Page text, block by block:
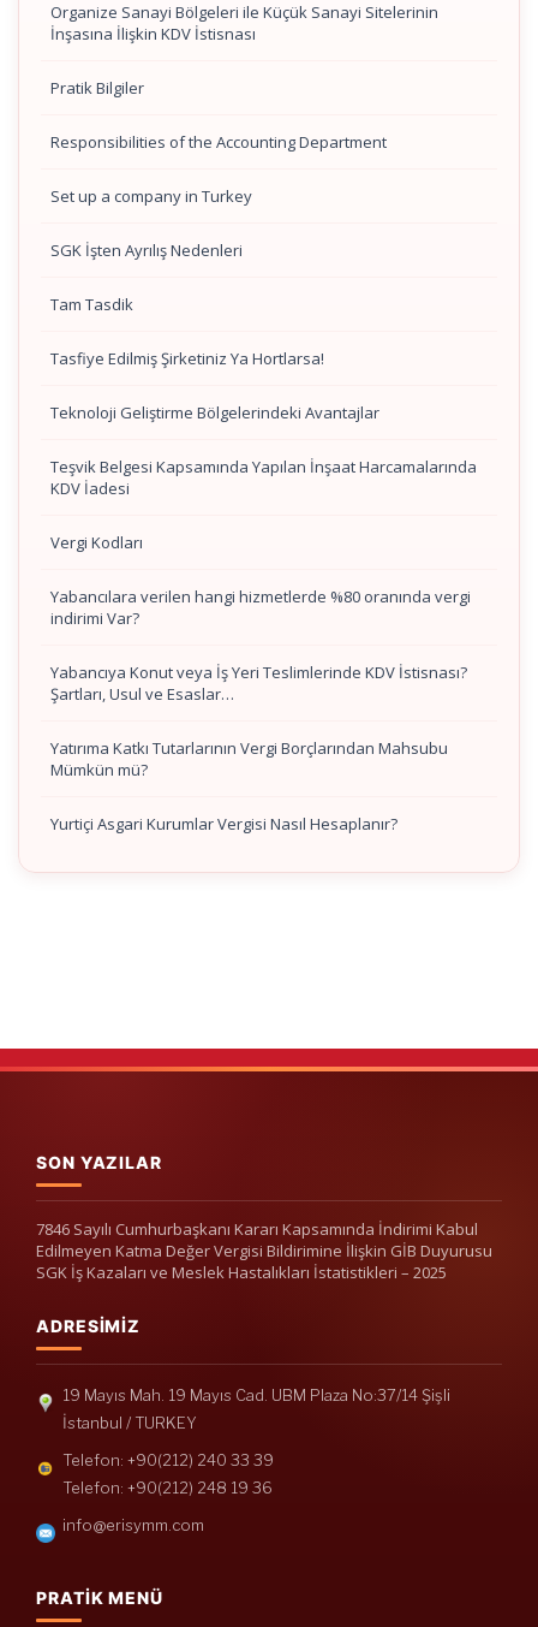
Organize Sanayi Bölgeleri ile Küçük Sanayi Sitelerinin
İnşasına İlişkin KDV İstisnası
Pratik Bilgiler
Responsibilities of the Accounting Department
Set up a company in Turkey
SGK İşten Ayrılış Nedenleri
Tam Tasdik
Tasfiye Edilmiş Şirketiniz Ya Hortlarsa!
Teknoloji Geliştirme Bölgelerindeki Avantajlar
Teşvik Belgesi Kapsamında Yapılan İnşaat Harcamalarında
KDV İadesi
Vergi Kodları
Yabancılara verilen hangi hizmetlerde %80 oranında vergi
indirimi Var?
Yabancıya Konut veya İş Yeri Teslimlerinde KDV İstisnası?
Şartları, Usul ve Esaslar…
Yatırıma Katkı Tutarlarının Vergi Borçlarından Mahsubu
Mümkün mü?
Yurtiçi Asgari Kurumlar Vergisi Nasıl Hesaplanır?
SON YAZILAR
7846 Sayılı Cumhurbaşkanı Kararı Kapsamında İndirimi Kabul
Edilmeyen Katma Değer Vergisi Bildirimine İlişkin GİB Duyurusu
SGK İş Kazaları ve Meslek Hastalıkları İstatistikleri – 2025
ADRESIMIZ
19 Mayıs Mah. 19 Mayıs Cad. UBM Plaza No:37/14 Şişli
İstanbul / TURKEY
Telefon: +90(212) 240 33 39
Telefon: +90(212) 248 19 36
info@erisymm.com
PRATIK MENÜ